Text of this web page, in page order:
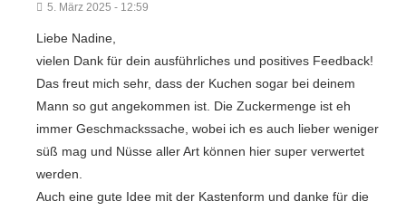
5. März 2025 - 12:59
Liebe Nadine,
vielen Dank für dein ausführliches und positives Feedback!
Das freut mich sehr, dass der Kuchen sogar bei deinem
Mann so gut angekommen ist. Die Zuckermenge ist eh
immer Geschmackssache, wobei ich es auch lieber weniger
süß mag und Nüsse aller Art können hier super verwertet
werden.
Auch eine gute Idee mit der Kastenform und danke für die